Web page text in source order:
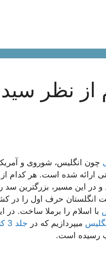
از نظر
چون انگلیس، شوروی و آمریکا
ارائه شده است. هر کدام
در این مسیر، بزرگترین سد
انگلستان حرف اول را در
با اسلام را برملا ساخت. در
میپردازیم که در
رسیده است.